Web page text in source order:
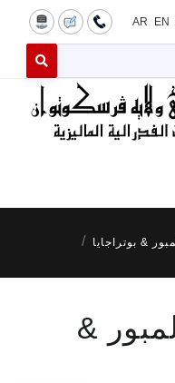
EN
AR
for results.
& بوتراجايا
&